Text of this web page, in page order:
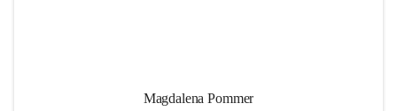
Magdalena Pommer